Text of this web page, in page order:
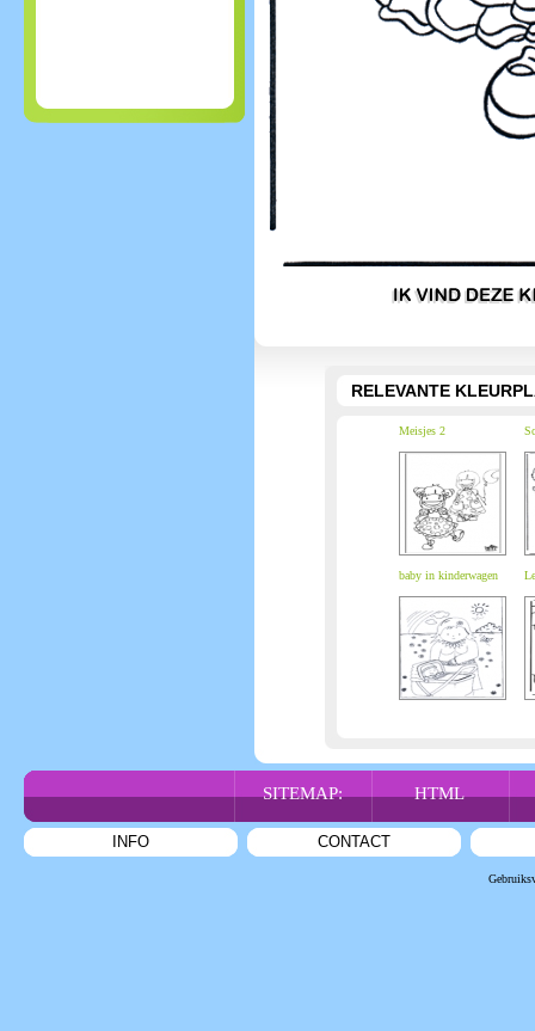
RELEVANTE
Meisjes 2
baby in kinderwagen
SITEMAP: HTML
INFO CONTACT